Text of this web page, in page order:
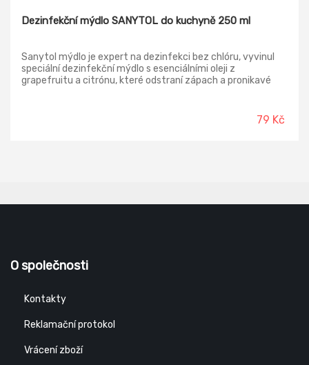
Dezinfekční mýdlo SANYTOL do kuchyně 250 ml
Sanytol mýdlo je expert na dezinfekci bez chlóru, vyvinul
speciální dezinfekční mýdlo s esenciálními oleji z
grapefruitu a citrónu, které odstraní zápach a pronikavé
79 Kč
O společnosti
Kontakty
Reklamační protokol
Vrácení zboží